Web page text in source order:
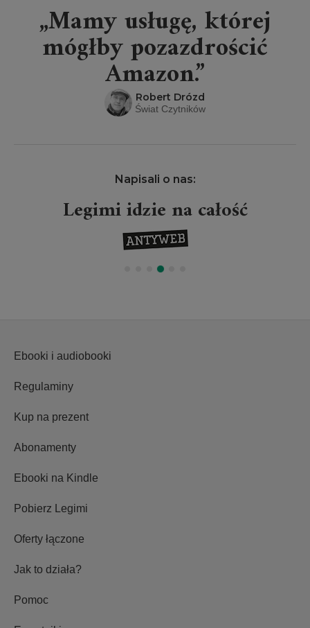
„Mamy usługę, której
mógłby pozazdrościć
Amazon.”
Robert Drózd
Świat Czytników
Napisali o nas:
Legimi idzie na całość
Ebooki i audiobooki
Regulaminy
Kup na prezent
Abonamenty
Ebooki na Kindle
Pobierz Legimi
Oferty łączone
Jak to działa?
Pomoc